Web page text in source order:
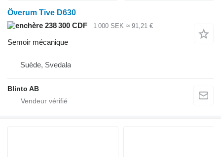
Överum Tive D630
238 300 CDF
1 000 SEK ≈ 91,21 €
Semoir mécanique
Suède, Svedala
Blinto AB